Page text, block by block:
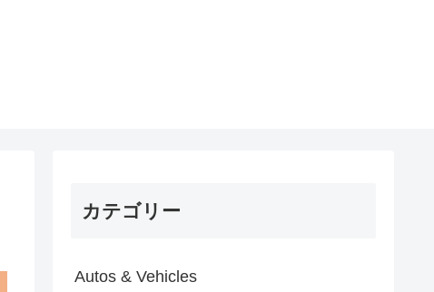
カテゴリー
Autos & Vehicles